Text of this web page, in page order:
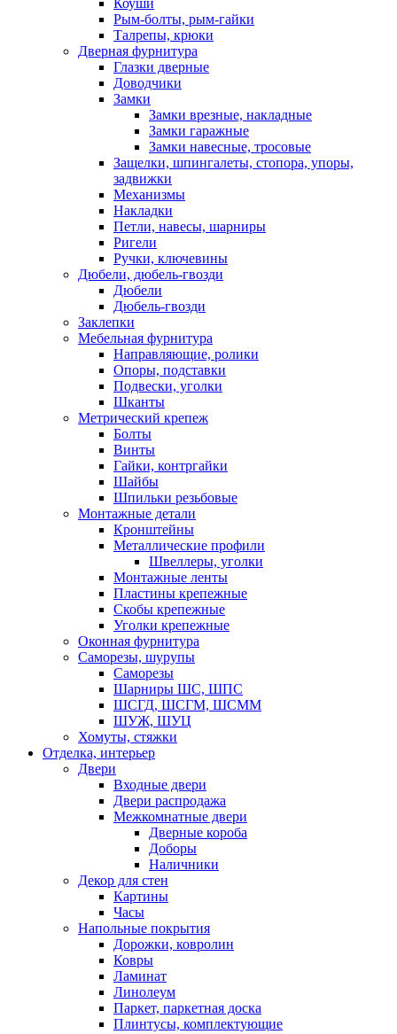
Рым-болты, рым-гайки
Талрепы, крюки
Дверная фурнитура
Глазки дверные
Доводчики
Замки
Замки врезные, накладные
Замки гаражные
Замки навесные, тросовые
Защелки, шпингалеты, стопора, упоры,
задвижки
Механизмы
Накладки
Петли, навесы, шарниры
Ригели
Ручки, ключевины
Дюбели, дюбель-гвозди
Дюбели
Дюбель-гвозди
Заклепки
Мебельная фурнитура
Направляющие, ролики
Опоры, подставки
Подвески, уголки
Шканты
Метрический крепеж
Болты
Винты
Гайки, контргайки
Шайбы
Шпильки резьбовые
Монтажные детали
Кронштейны
Металлические профили
Швеллеры, уголки
Монтажные ленты
Пластины крепежные
Скобы крепежные
Уголки крепежные
Оконная фурнитура
Саморезы, шурупы
Саморезы
Шарниры ШС, ШПС
ШСГД, ШСГМ, ШСММ
ШУЖ, ШУЦ
Хомуты, стяжки
Отделка, интерьер
Двери
Входные двери
Двери распродажа
Межкомнатные двери
Дверные короба
Доборы
Наличники
Декор для стен
Картины
Часы
Напольные покрытия
Дорожки, ковролин
Ковры
Ламинат
Линолеум
Паркет, паркетная доска
Плинтусы, комплектующие